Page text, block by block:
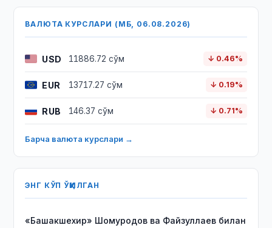
ВАЛЮТА КУРСЛАРИ (МБ, 06.08.2026)
USD 11886.72 сўм ↓ 0.46%
EUR 13717.27 сўм ↓ 0.19%
RUB 146.37 сўм ↓ 0.71%
Барча валюта курслари →
ЭНГ КЎП ЎҚИЛГАН
«Башакшехир» Шомуродов ва Файзуллаев билан